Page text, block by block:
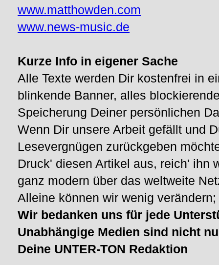
www.matthowden.com
www.news-music.de
Kurze Info in eigener Sache
Alle Texte werden Dir kostenfrei in
blinkende Banner, alles
Speicherung Deiner persönlichen
Wenn Dir unsere Arbeit gefällt und
Lesevergnügen zurückgeben
Druck' diesen Artikel aus, reich' ihn
ganz modern über das weltweite
Alleine können wir wenig
Wir bedanken uns für jede
Unabhängige Medien sind nicht
Deine UNTER-TON Redaktion